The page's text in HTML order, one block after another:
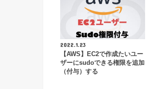
2022.1.23
【AWS】EC2で作成たいユー
ザーにsudoできる権限を追加
（付与）する